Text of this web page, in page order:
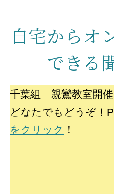
自宅からオ
できる
千葉組 親鸞教室開催
どなたでもどうぞ！
をクリック ！